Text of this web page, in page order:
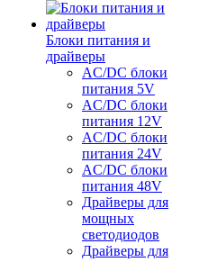
Блоки питания и
драйверы
AC/DC блоки
питания 5V
AC/DC блоки
питания 12V
AC/DC блоки
питания 24V
AC/DC блоки
питания 48V
Драйверы для
мощных
светодиодов
Драйверы для